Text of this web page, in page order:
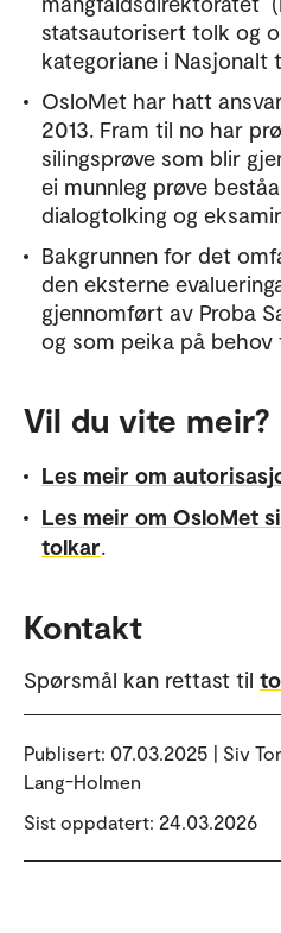
statsautorisert tolk og
kategoriane i Nasjonalt
OsloMet har hatt
2013. Fram til no har
silingsprøve som blir
ei munnleg prøve
dialogtolking og
Bakgrunnen for det
den eksterne
gjennomført av Proba
og som peika på
Vil du vite meir?
Les meir om
Les meir om OsloMet
tolkar.
Kontakt
Spørsmål kan rettast til
Publisert: 07.03.2025 | Siv
Lang-Holmen
Sist oppdatert: 24.03.2026